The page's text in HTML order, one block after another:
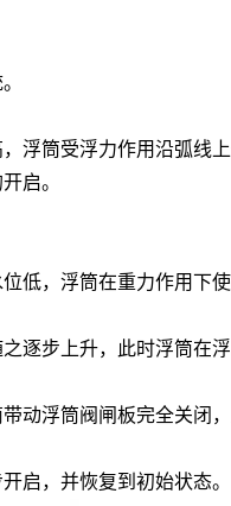
筒受浮力作用沿弧线
启。
，浮筒在重力作用下使
步上升，此时浮筒在
浮筒阀闸板完全关闭，
，并恢复到初始状态。